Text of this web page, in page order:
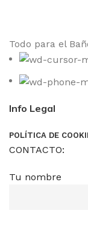
Todo para el
Info Legal
POLÍTICA DE
CONTACTO:
Tu nombre